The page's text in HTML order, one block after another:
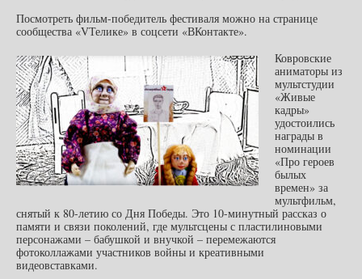
Посмотреть фильм-победитель фестиваля можно на странице
сообщества «VТелике» в соцсети «ВКонтакте».
Ковровские
аниматоры из
мультстудии
«Живые
кадры»
удостоились
награды в
номинации
«Про героев
былых
времен» за
мультфильм,
снятый к 80-летию со Дня Победы. Это 10-минутный рассказ о
памяти и связи поколений, где мультсцены с пластилиновыми
персонажами – бабушкой и внучкой – перемежаются
фотоколлажами участников войны и креативными
видеовставками.